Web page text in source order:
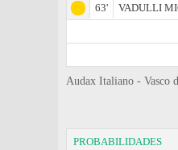
63'
VADULLI
Audax Italiano - Vasco
PROBABILIDADES